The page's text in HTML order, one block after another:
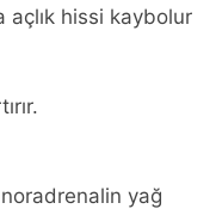
açlık hissi kaybolur
yağ